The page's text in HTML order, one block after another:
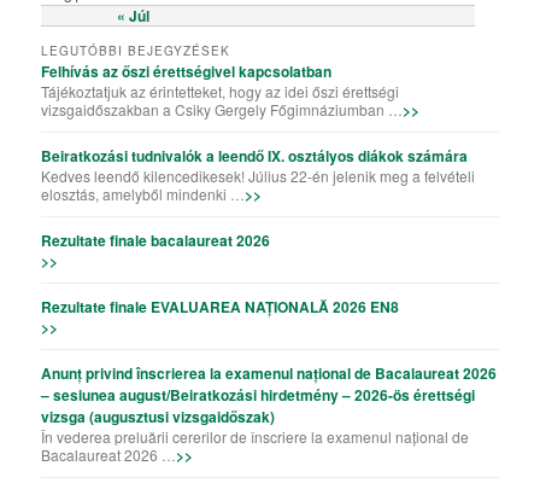
« Júl
LEGUTÓBBI BEJEGYZÉSEK
Felhívás az őszi érettségivel kapcsolatban
Tájékoztatjuk az érintetteket, hogy az idei őszi érettségi
vizsgaidőszakban a Csiky Gergely Főgimnáziumban …>>
Beiratkozási tudnivalók a leendő IX. osztályos diákok számára
Kedves leendő kilencedikesek! Július 22-én jelenik meg a felvételi
elosztás, amelyből mindenki …>>
Rezultate finale bacalaureat 2026
>>
Rezultate finale EVALUAREA NAȚIONALĂ 2026 EN8
>>
Anunț privind înscrierea la examenul național de Bacalaureat 2026
– sesiunea august/Beiratkozási hirdetmény – 2026-ös érettségi
vizsga (augusztusi vizsgaidőszak)
În vederea preluării cererilor de înscriere la examenul național de
Bacalaureat 2026 …>>